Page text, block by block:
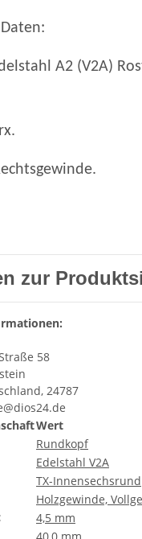
A2 (V2A)
zur
58
24787
Wert
Rundkopf
Edelstahl V2A
TX-Innensechsrund
Holzgewinde,
4,5 mm